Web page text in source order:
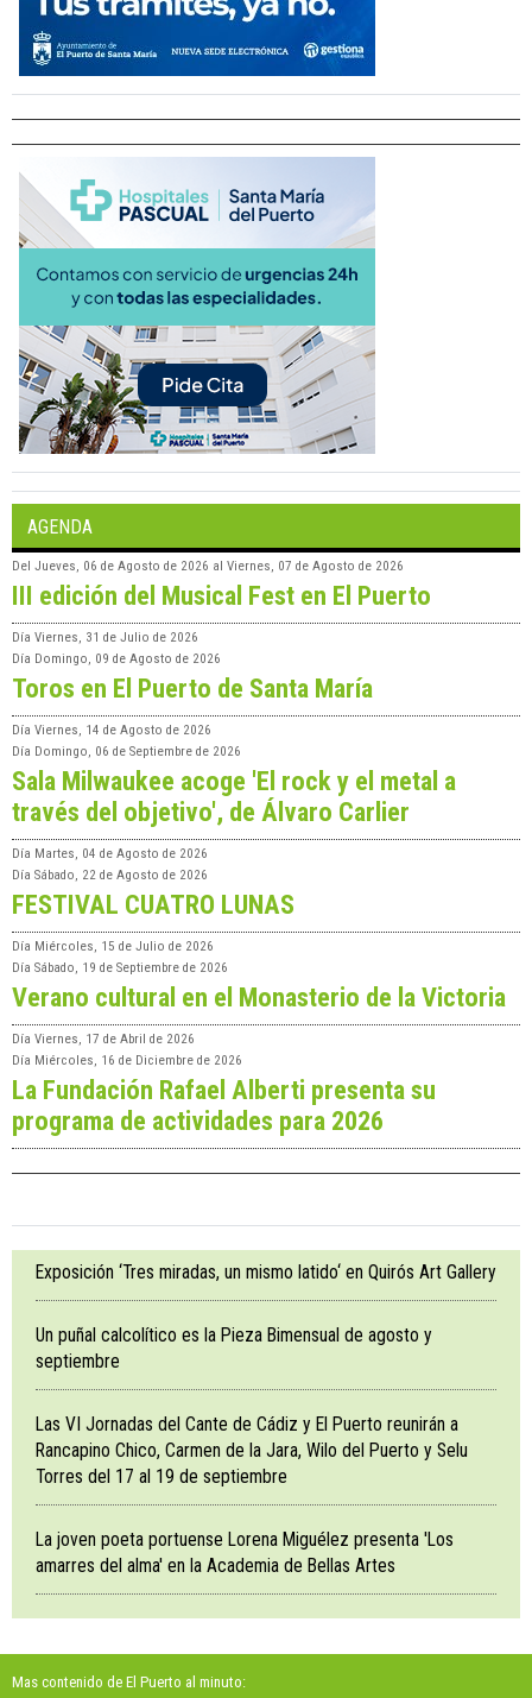
AGENDA
Del Jueves, 06 de Agosto de 2026 al Viernes, 07 de Agosto de 2026
III edición del Musical Fest en El Puerto
Día Viernes, 31 de Julio de 2026
Día Domingo, 09 de Agosto de 2026
Toros en El Puerto de Santa María
Día Viernes, 14 de Agosto de 2026
Día Domingo, 06 de Septiembre de 2026
Sala Milwaukee acoge 'El rock y el metal a
través del objetivo', de Álvaro Carlier
Día Martes, 04 de Agosto de 2026
Día Sábado, 22 de Agosto de 2026
FESTIVAL CUATRO LUNAS
Día Miércoles, 15 de Julio de 2026
Día Sábado, 19 de Septiembre de 2026
Verano cultural en el Monasterio de la Victoria
Día Viernes, 17 de Abril de 2026
Día Miércoles, 16 de Diciembre de 2026
La Fundación Rafael Alberti presenta su
programa de actividades para 2026
Exposición ‘Tres miradas, un mismo latido‘ en Quirós Art Gallery
Un puñal calcolítico es la Pieza Bimensual de agosto y
septiembre
Las VI Jornadas del Cante de Cádiz y El Puerto reunirán a
Rancapino Chico, Carmen de la Jara, Wilo del Puerto y Selu
Torres del 17 al 19 de septiembre
La joven poeta portuense Lorena Miguélez presenta 'Los
amarres del alma' en la Academia de Bellas Artes
Mas contenido de El Puerto al minuto: